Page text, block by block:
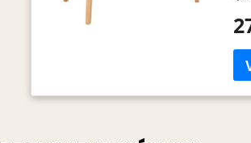
la